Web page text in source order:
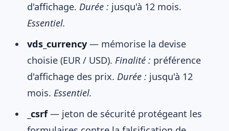
d'affichage.Durée : jusqu'à 12 mois.
Essentiel.
vds_currency— mémorise la devise
choisie (EUR / USD).Finalité : préférence
d'affichage des prix.Durée : jusqu'à 12
mois.Essentiel.
_csrf— jeton de sécurité protégeant les